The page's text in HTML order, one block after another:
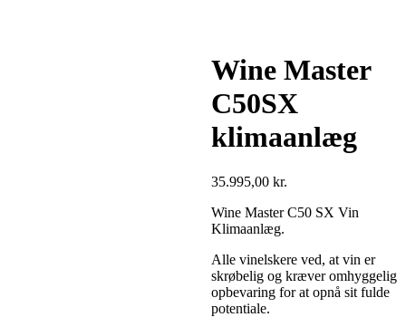
Wine Master
C50SX
klimaanlæg
35.995,00 kr.
Wine Master C50 SX Vin
Klimaanlæg.
Alle vinelskere ved, at vin er
skrøbelig og kræver omhyggelig
opbevaring for at opnå sit fulde
potentiale.